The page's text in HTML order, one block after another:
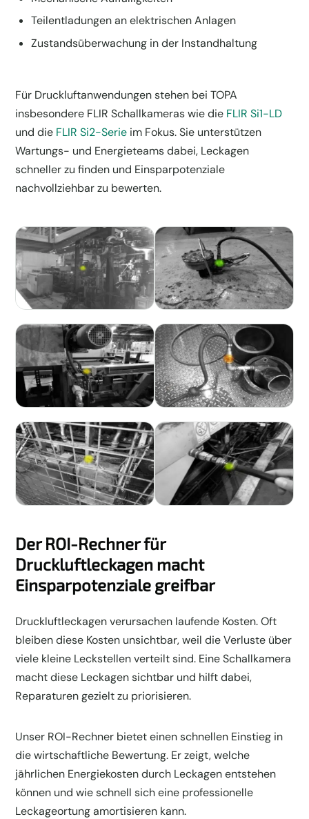
Teilentladungen an elektrischen Anlagen
Zustandsüberwachung in der Instandhaltung
Für Druckluftanwendungen stehen bei TOPA
insbesondere FLIR Schallkameras wie die FLIR Si1-LD
und die FLIR Si2-Serie im Fokus. Sie unterstützen
Wartungs- und Energieteams dabei, Leckagen
schneller zu finden und Einsparpotenziale
nachvollziehbar zu bewerten.
Der ROI-Rechner für
Druckluftleckagen macht
Einsparpotenziale greifbar
Druckluftleckagen verursachen laufende Kosten. Oft
bleiben diese Kosten unsichtbar, weil die Verluste über
viele kleine Leckstellen verteilt sind. Eine Schallkamera
macht diese Leckagen sichtbar und hilft dabei,
Reparaturen gezielt zu priorisieren.
Unser ROI-Rechner bietet einen schnellen Einstieg in
die wirtschaftliche Bewertung. Er zeigt, welche
jährlichen Energiekosten durch Leckagen entstehen
können und wie schnell sich eine professionelle
Leckageortung amortisieren kann.